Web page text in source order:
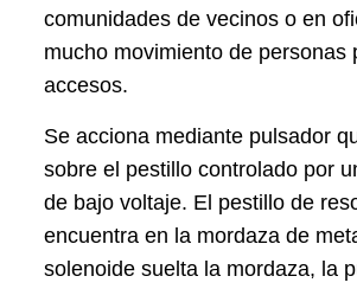
comunidades de vecinos o en
mucho movimiento de personas
accesos.
Se acciona mediante pulsador
sobre el pestillo controlado por
de bajo voltaje. El pestillo de
encuentra en la mordaza de
solenoide suelta la mordaza, la